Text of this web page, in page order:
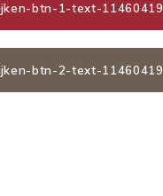
btn-1-text-11460419
btn-2-text-11460419